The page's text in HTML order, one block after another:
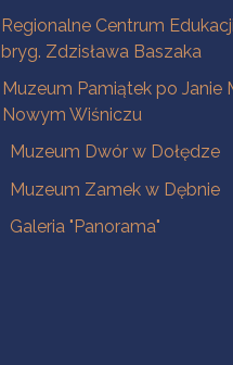
Regionalne Centrum
bryg. Zdzisława Baszaka
Muzeum Pamiątek po Janie
Nowym Wiśniczu
Muzeum Dwór w Dołędze
Muzeum Zamek w Dębnie
Galeria "Panorama"